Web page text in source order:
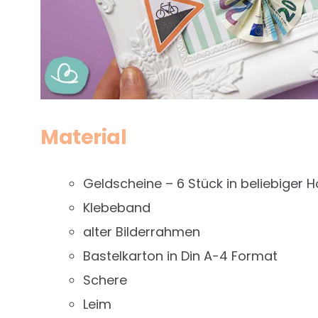
Material
Geldscheine – 6 Stück in beliebiger
Klebeband
alter Bilderrahmen
Bastelkarton in Din A-4 Format
Schere
Leim